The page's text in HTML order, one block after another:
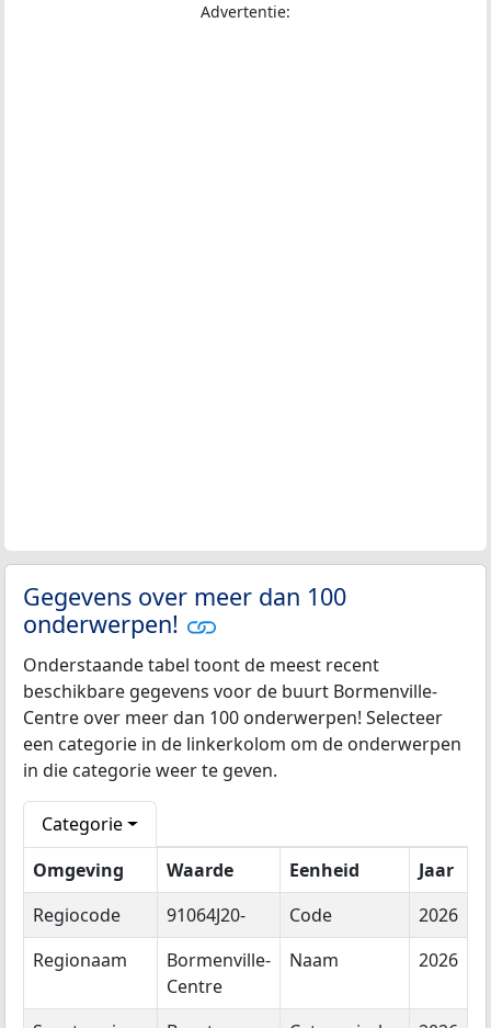
Advertentie:
Gegevens over meer dan 100
onderwerpen!
Onderstaande tabel toont de meest recent
beschikbare gegevens voor de buurt Bormenville-
Centre over meer dan 100 onderwerpen! Selecteer
een categorie in de linkerkolom om de onderwerpen
in die categorie weer te geven.
Categorie
Omgeving
Waarde Eenheid
Jaar
Regiocode
91064J20- Code
2026
Regionaam
Bormenville-
Centre
Naam 2026